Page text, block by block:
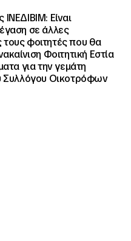
Είναι
σε άλλες
τους φοιτητές που θα
Φοιτητική Εστία
για την γεμάτη
Συλλόγου Οικοτρόφων